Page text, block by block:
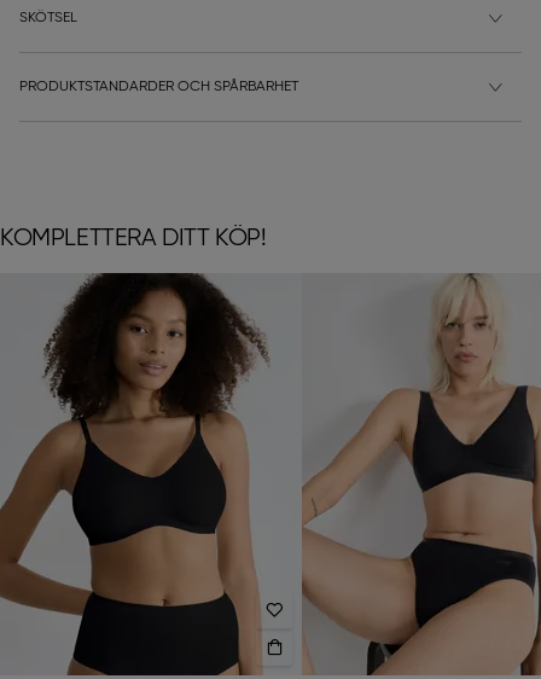
SKÖTSEL
PRODUKTSTANDARDER OCH SPÅRBARHET
KOMPLETTERA DITT KÖP!